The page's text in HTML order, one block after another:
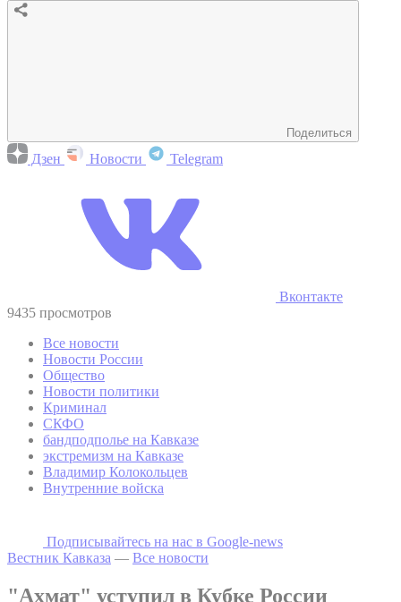
Поделиться
Дзен Новости Telegram
Вконтакте
9435 просмотров
Все новости
Новости России
Общество
Новости политики
Криминал
СКФО
бандподполье на Кавказе
экстремизм на Кавказе
Владимир Колокольцев
Внутренние войска
Подписывайтесь на наc в Google-news
Вестник Кавказа — Все новости
"Ахмат" уступил в Кубке России